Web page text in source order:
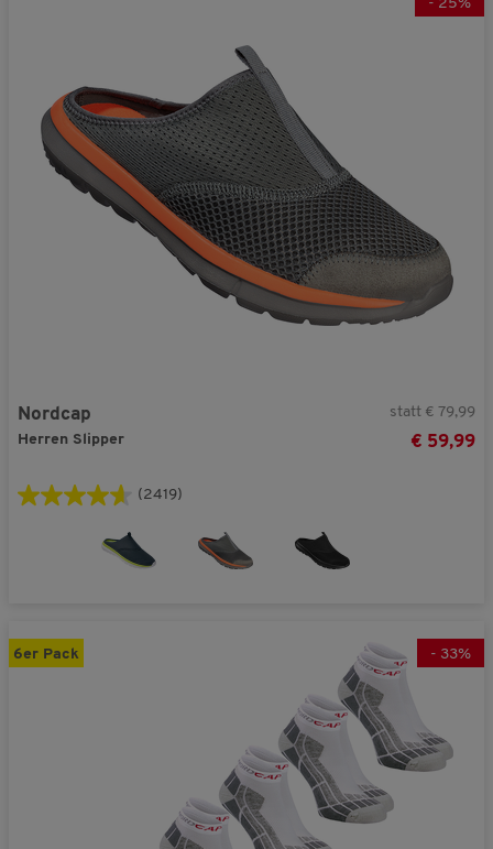
- 25%
Nordcap
Herren Slipper
statt € 79,99
€ 59,99
(2419)
6er Pack - 33%